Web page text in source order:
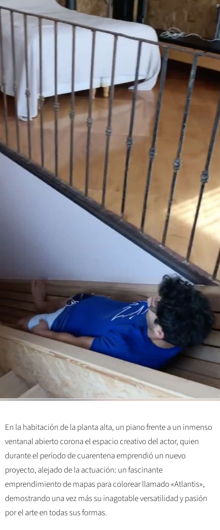
En la habitación de la planta alta, un piano frente a un inmenso
ventanal abierto corona el espacio creativo del actor, quien
durante el período de cuarentena emprendió un nuevo
proyecto, alejado de la actuación: un fascinante
emprendimiento de mapas para colorear llamado «Atlantis»,
demostrando una vez más su inagotable versatilidad y pasión
por el arte en todas sus formas.